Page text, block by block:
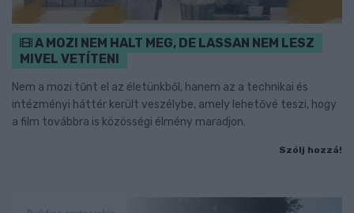
A MOZI NEM HALT MEG, DE LASSAN NEM LESZ
MIVEL VETÍTENI
Nem a mozi tűnt el az életünkből, hanem az a technikai és
intézményi háttér került veszélybe, amely lehetővé teszi, hogy
a film továbbra is közösségi élmény maradjon.
Szólj hozzá!